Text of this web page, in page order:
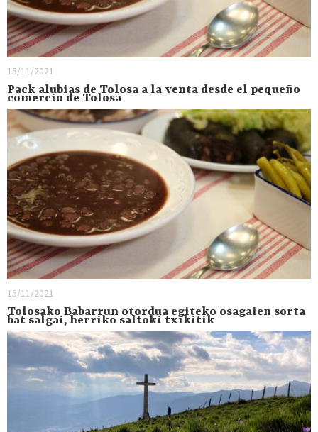
15/11/2021
Pack alubias de Tolosa a la venta desde el pequeño
comercio de Tolosa
15/11/2021
Tolosako Babarrun otordua egiteko osagaien sorta
bat salgai, herriko saltoki txikitik